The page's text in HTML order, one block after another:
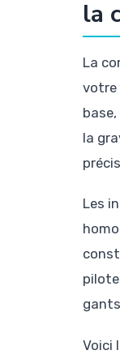
la
La
votre
la
Les
Voici